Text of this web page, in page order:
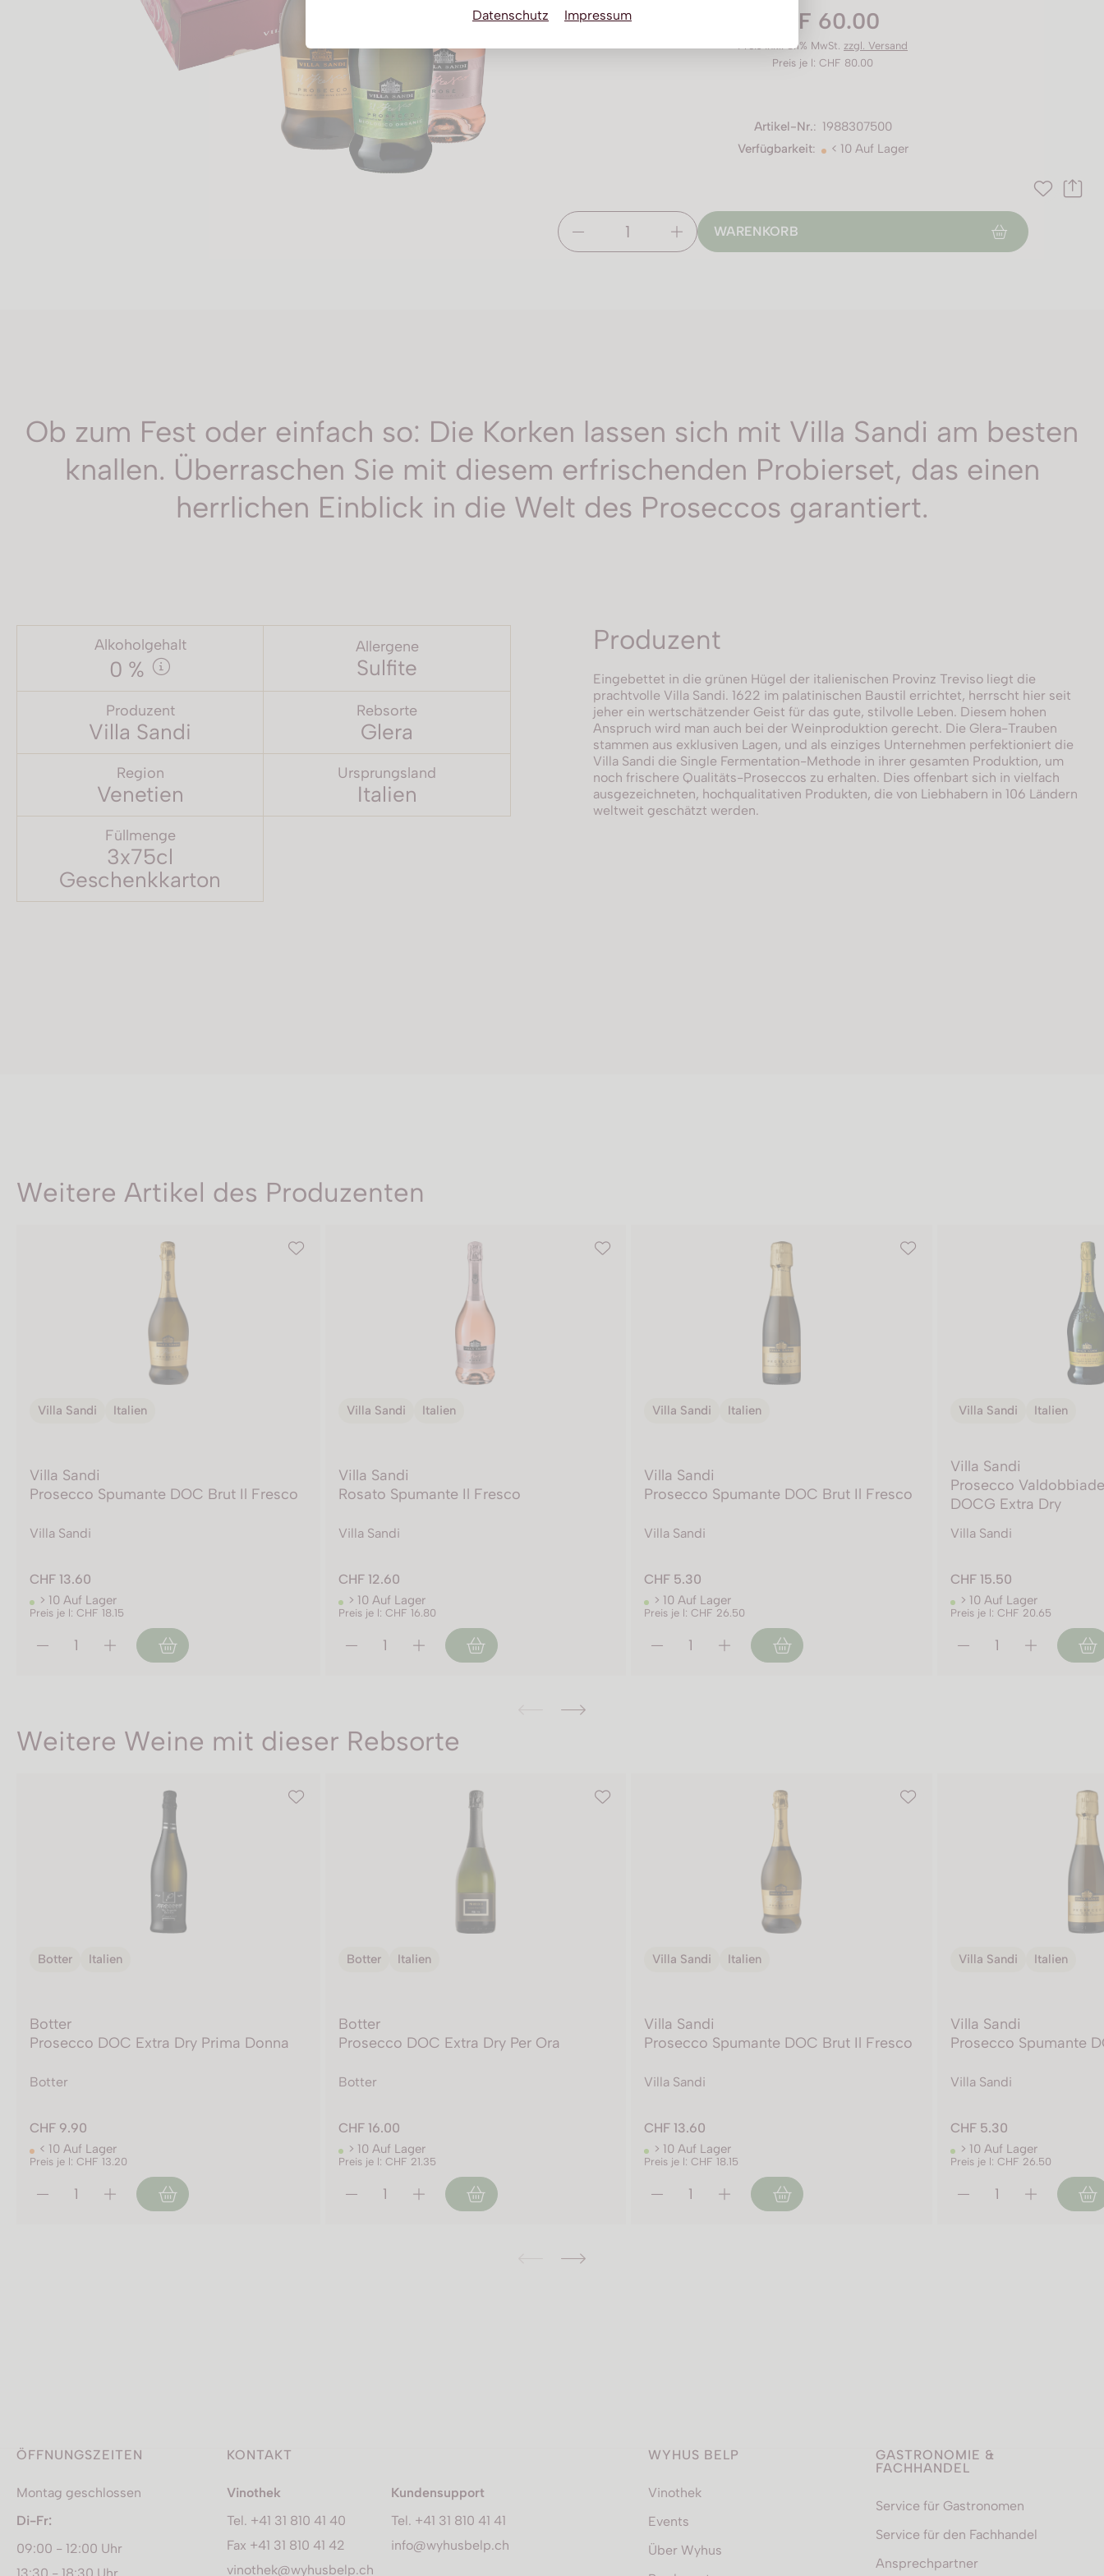
Datenschutz Impressum CHF 60.00
Preis inkl. 8.1% MwSt. zzgl. Versand
Preis je l: CHF 80.00
Artikel-Nr.: 1988307500
Verfügbarkeit: < 10 Auf Lager
WARENKORB
Ob zum Fest oder einfach so: Die Korken lassen sich mit Villa Sandi am besten
knallen. Überraschen Sie mit diesem erfrischenden Probierset, das einen
herrlichen Einblick in die Welt des Proseccos garantiert.
Alkoholgehalt
0 %
Allergene
Sulfite
Produzent
Villa Sandi
Rebsorte
Glera
Region
Venetien
Ursprungsland
Italien
Füllmenge
3x75cl
Geschenkkarton
Produzent
Eingebettet in die grünen Hügel der italienischen Provinz Treviso liegt die
prachtvolle Villa Sandi. 1622 im palatinischen Baustil errichtet, herrscht hier seit
jeher ein wertschätzender Geist für das gute, stilvolle Leben. Diesem hohen
Anspruch wird man auch bei der Weinproduktion gerecht. Die Glera-Trauben
stammen aus exklusiven Lagen, und als einziges Unternehmen perfektioniert die
Villa Sandi die Single Fermentation-Methode in ihrer gesamten Produktion, um
noch frischere Qualitäts-Proseccos zu erhalten. Dies offenbart sich in vielfach
ausgezeichneten, hochqualitativen Produkten, die von Liebhabern in 106 Ländern
weltweit geschätzt werden.
Weitere Artikel des Produzenten
Villa Sandi Italien
Villa Sandi
Prosecco Spumante DOC Brut Il Fresco
Villa Sandi
CHF 13.60
> 10 Auf Lager
Preis je l: CHF 18.15
Villa Sandi Italien
Villa Sandi
Rosato Spumante Il Fresco
Villa Sandi
CHF 12.60
> 10 Auf Lager
Preis je l: CHF 16.80
Villa Sandi Italien
Villa Sandi
Prosecco Spumante DOC Brut Il Fresco
Villa Sandi
CHF 5.30
> 10 Auf Lager
Preis je l: CHF 26.50
Villa Sandi Italien
Villa Sandi
Prosecco
DOCG Extra Dry
Villa Sandi
CHF 15.50
> 10 Auf Lager
Preis je l: CHF 20.65
Weitere Weine mit dieser Rebsorte
Botter Italien
Botter
Prosecco DOC Extra Dry Prima Donna
Botter
CHF 9.90
< 10 Auf Lager
Preis je l: CHF 13.20
Botter Italien
Botter
Prosecco DOC Extra Dry Per Ora
Botter
CHF 16.00
> 10 Auf Lager
Preis je l: CHF 21.35
Villa Sandi Italien
Villa Sandi
Prosecco Spumante DOC Brut Il Fresco
Villa Sandi
CHF 13.60
> 10 Auf Lager
Preis je l: CHF 18.15
Villa Sandi Italien
Villa Sandi
Prosecco Spumante
Villa Sandi
CHF 5.30
> 10 Auf Lager
Preis je l: CHF 26.50
ÖFFNUNGSZEITEN
Montag geschlossen
Di-Fr:
09:00 - 12:00 Uhr
13:30 - 18:30 Uhr
KONTAKT
Vinothek
Tel. +41 31 810 41 40
Fax +41 31 810 41 42
vinothek@wyhusbelp.ch
Kundensupport
Tel. +41 31 810 41 41
info@wyhusbelp.ch
WYHUS BELP
Vinothek
Events
Über Wyhus
GASTRONOMIE &
FACHHANDEL
Service für Gastronomen
Service für den Fachhandel
Ansprechpartner